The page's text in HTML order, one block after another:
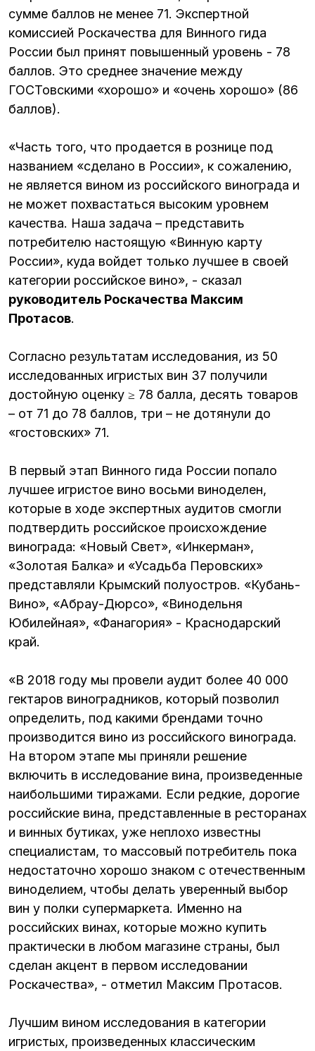
сумме баллов не менее 71. Экспертной
комиссией Роскачества для Винного гида
России был принят повышенный уровень - 78
баллов. Это среднее значение между
ГОСТовскими «хорошо» и «очень хорошо» (86
баллов).
«Часть того, что продается в рознице под
названием «сделано в России», к сожалению,
не является вином из российского винограда и
не может похвастаться высоким уровнем
качества. Наша задача – представить
потребителю настоящую «Винную карту
России», куда войдет только лучшее в своей
категории российское вино», - сказал
руководитель Роскачества Максим
Протасов.
Согласно результатам исследования, из 50
исследованных игристых вин 37 получили
достойную оценку ≥ 78 балла, десять товаров
– от 71 до 78 баллов, три – не дотянули до
«гостовских» 71.
В первый этап Винного гида России попало
лучшее игристое вино восьми виноделен,
которые в ходе экспертных аудитов смогли
подтвердить российское происхождение
винограда: «Новый Свет», «Инкерман»,
«Золотая Балка» и «Усадьба Перовских»
представляли Крымский полуостров. «Кубань-
Вино», «Абрау-Дюрсо», «Винодельня
Юбилейная», «Фанагория» - Краснодарский
край.
«В 2018 году мы провели аудит более 40 000
гектаров виноградников, который позволил
определить, под какими брендами точно
производится вино из российского винограда.
На втором этапе мы приняли решение
включить в исследование вина, произведенные
наибольшими тиражами. Если редкие, дорогие
российские вина, представленные в ресторанах
и винных бутиках, уже неплохо известны
специалистам, то массовый потребитель пока
недостаточно хорошо знаком с отечественным
виноделием, чтобы делать уверенный выбор
вин у полки супермаркета. Именно на
российских винах, которые можно купить
практически в любом магазине страны, был
сделан акцент в первом исследовании
Роскачества», - отметил Максим Протасов.
Лучшим вином исследования в категории
игристых, произведенных классическим